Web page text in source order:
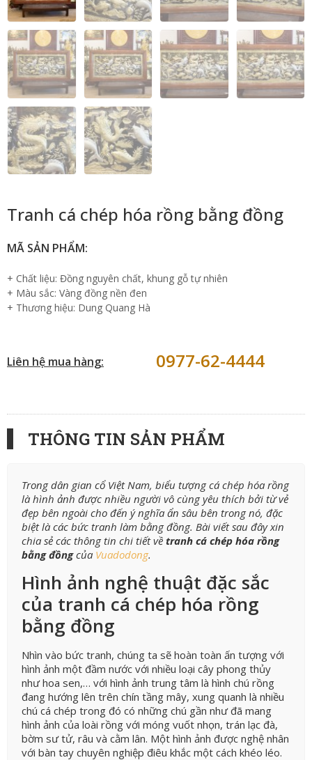
Tranh cá chép hóa rồng bằng đồng
MÃ SẢN PHẨM:
+ Chất liệu: Đồng nguyên chất, khung gỗ tự nhiên
+ Màu sắc: Vàng đồng nền đen
+ Thương hiệu: Dung Quang Hà
Liên hệ mua hàng: 0977-62-4444
THÔNG TIN SẢN PHẨM
Trong dân gian cổ Việt Nam, biểu tượng cá chép hóa rồng
là hình ảnh được nhiều người vô cùng yêu thích bởi từ vẻ
đẹp bên ngoài cho đến ý nghĩa ẩn sâu bên trong nó, đặc
biệt là các bức tranh làm bằng đồng. Bài viết sau đây xin
chia sẻ các thông tin chi tiết về tranh cá chép hóa rồng
bằng đồngcủa Vuadodong.
Hình ảnh nghệ thuật đặc sắc
của tranh cá chép hóa rồng
bằng đồng
Nhìn vào bức tranh, chúng ta sẽ hoàn toàn ấn tượng với
hình ảnh một đầm nước với nhiều loại cây phong thủy
như hoa sen,… với hình ảnh trung tâm là hình chú rồng
đang hướng lên trên chín tầng mây, xung quanh là nhiều
chú cá chép trong đó có những chú gần như đã mang
hình ảnh của loài rồng với móng vuốt nhọn, trán lạc đà,
bờm sư tử, râu và cằm lân. Một hình ảnh được nghệ nhân
với bàn tay chuyên nghiệp điêu khắc một cách khéo léo.